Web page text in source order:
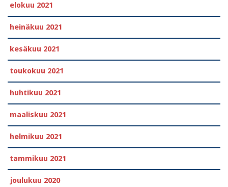
elokuu 2021
heinäkuu 2021
kesäkuu 2021
toukokuu 2021
huhtikuu 2021
maaliskuu 2021
helmikuu 2021
tammikuu 2021
joulukuu 2020